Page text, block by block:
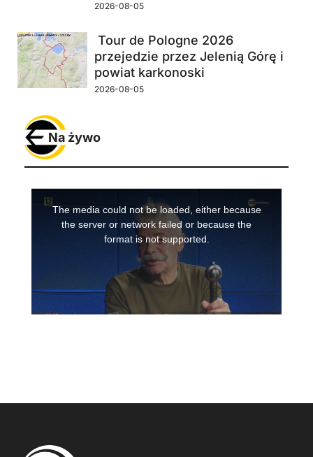
2026-08-05
Tour de Pologne 2026
przejedzie przez Jelenią Górę i
powiat karkonoski
2026-08-05
Na żywo